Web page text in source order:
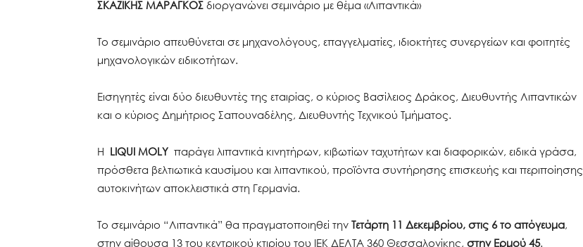
ΣΚΑΖΙΚΗΣ ΜΑΡΑΓΚΟΣ διοργανώνει σεμινάριο με θέμα «Λιπαντικά»
Το σεμινάριο απευθύνεται σε μηχανολόγους, επαγγελματίες, ιδιοκτήτες συνεργείων και φοιτητές
μηχανολογικών ειδικοτήτων.
Εισηγητές είναι δύο διευθυντές της εταιρίας, ο κύριος Βασίλειος Δράκος, Διευθυντής Λιπαντικών
και ο κύριος Δημήτριος Σαπουναδέλης, Διευθυντής Τεχνικού Τμήματος.
Η LIQUI MOLY παράγει λιπαντικά κινητήρων, κιβωτίων ταχυτήτων και διαφορικών, ειδικά γράσα,
πρόσθετα βελτιωτικά καυσίμου και λιπαντικού, προϊόντα συντήρησης επισκευής και περιποίησης
αυτοκινήτων αποκλειστικά στη Γερμανία.
Το σεμινάριο “Λιπαντικά” θα πραγματοποιηθεί την Τετάρτη 11 Δεκεμβρίου, στις 6 το απόγευμα,
στην αίθουσα 13 του κεντρικού κτιρίου του ΙΕΚ ΔΕΛΤΑ 360 Θεσσαλονίκης, στην Ερμού 45.